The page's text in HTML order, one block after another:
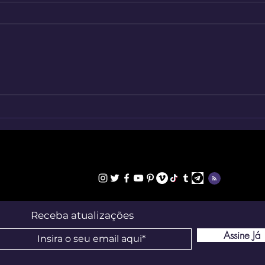
Receba atualizações
Assine Já